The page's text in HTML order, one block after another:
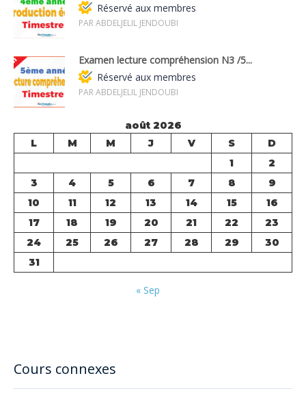
Cours connexes
Réservé aux membres
PAR ABDELJELIL JENDOUBI
Examen lecture compréhension N3 /5...
Réservé aux membres
PAR ABDELJELIL JENDOUBI
août 2026
L
M M J V S
D
1
2
3
4 5 6 7 8
9
10
11 12 13 14 15
16
17
18 19 20 21 22
23
24
25 26 27 28 29
30
31
« Sep